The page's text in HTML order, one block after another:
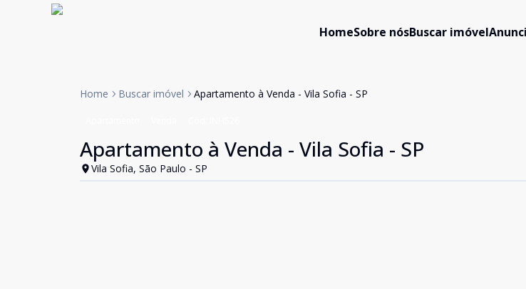
HomeSobre nósBuscar imóvel
Home Buscar imóvel Apartamento à Venda - Vila Sofia - SP
Apartamento à Venda - Vila Sofia - SP
Vila Sofia, São Paulo - SP